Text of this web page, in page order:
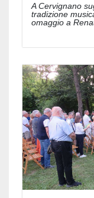
A Cervignano
tradizione
omaggio a